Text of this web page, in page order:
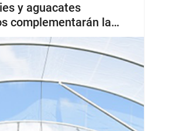
y aguacates
complementarán la